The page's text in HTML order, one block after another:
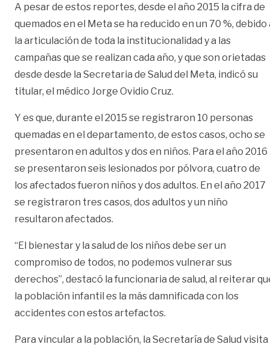
A pesar de estos reportes, desde el año 2015 la cifra de
quemados en el Meta se ha reducido en un 70 %, debido
la articulación de toda la institucionalidad y a las
campañas que se realizan cada año, y que son orietadas
desde desde la Secretaria de Salud del Meta, indicó su
titular, el médico Jorge Ovidio Cruz.
Y es que, durante el 2015 se registraron 10 personas
quemadas en el departamento, de estos casos, ocho se
presentaron en adultos y dos en niños. Para el año 2016
se presentaron seis lesionados por pólvora, cuatro de
los afectados fueron niños y dos adultos. En el año 2017
se registraron tres casos, dos adultos y un niño
resultaron afectados.
“El bienestar y la salud de los niños debe ser un
compromiso de todos, no podemos vulnerar sus
derechos”, destacó la funcionaria de salud, al reiterar
la población infantil es la más damnificada con los
accidentes con estos artefactos.
Para vincular a la población, la Secretaría de Salud visita